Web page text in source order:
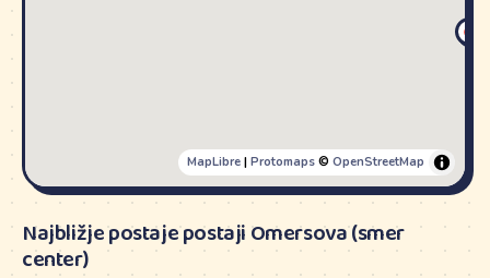
MapLibre| Protomaps© OpenStreetMap
Najbližje postaje postaji Omersova (smer
center)